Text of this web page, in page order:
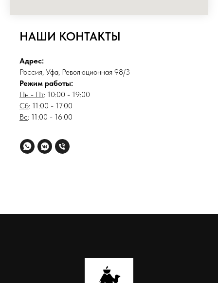
НАШИ КОНТАКТЫ
Адрес:
Россия, Уфа, Революционная 98/3
Режим работы:
Пн - Пт: 10:00 - 19:00
Сб: 11:00 - 17:00
Вс: 11:00 - 16:00